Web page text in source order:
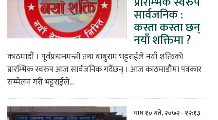
सार्वजनिक :
कस्ता कस्ता छन्
नयाँ शक्तिमा ?
काठमाडौं । पूर्वप्रधानमन्त्री तथा बाबुराम भट्टराईले नयाँ शक्तिको
प्रारम्भिक स्वरुप आज सार्वजनिक गर्दैछन् । आज काठमाडौंमा पत्रकार
सम्मेलन गरी भट्टराईले...
माघ १० गते, २०७२ - १२:१३